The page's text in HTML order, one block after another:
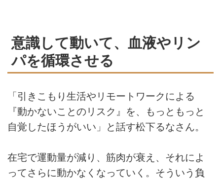
意識して動いて、血液やリン
パを循環させる
「引きこもり生活やリモートワークによる
『動かないことのリスク』を、もっともっと
自覚したほうがいい」と話す松下るなさん。
在宅で運動量が減り、筋肉が衰え、それによ
ってさらに動かなくなっていく。そういう負